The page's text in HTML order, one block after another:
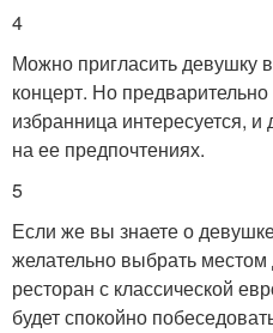
4
Можно пригласить девушку
концерт. Но
избранница интересуется,
на ее предпочтениях.
5
Если же вы знаете о
желательно выбрать
ресторан с классической
будет спокойно